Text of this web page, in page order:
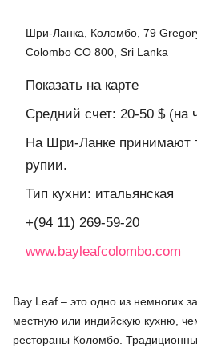
Шри-Ланка, Коломбо, 79
Colombo CO 800, Sri Lanka
Показать на карте
Средний счет: 20-50 $ (на
На Шри-Ланке принимают
рупии.
Тип кухни: итальянская
+(94 11) 269-59-20
www.bayleafcolombo.com
Bay Leaf – это одно из немногих
местную или индийскую кухню,
рестораны Коломбо.